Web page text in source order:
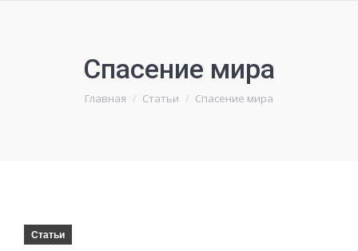
Спасение мира
Вы здесь:
Главная Статьи Спасение мира
Статьи